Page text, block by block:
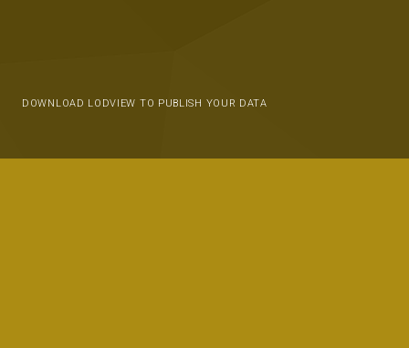
DOWNLOAD LODVIEW TO PUBLISH YOUR DATA